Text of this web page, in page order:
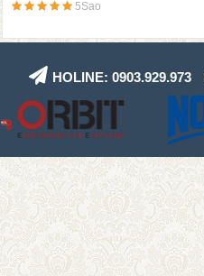
5Sao
HOLINE: 0903.929.973